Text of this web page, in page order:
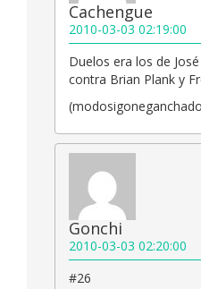
Cachengue
2010-03-03 02:19:00
Duelos era los de
contra Brian Plank y
Gonchi
2010-03-03 02:20:00
#26